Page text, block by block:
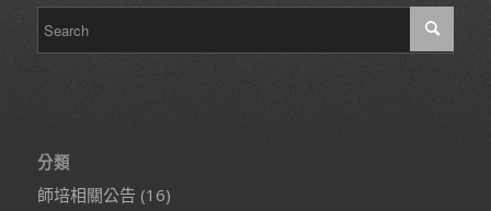
分類
師培相關公告 (16)